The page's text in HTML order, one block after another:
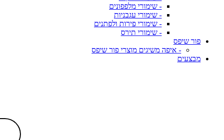
- שימורי מלפפונים
- שימורי עגבניות
- שימורי פירות ולפתנים
- שימורי תירס
פור שיפס
- איפה משיגים מוצרי פור שיפס
מבצעים